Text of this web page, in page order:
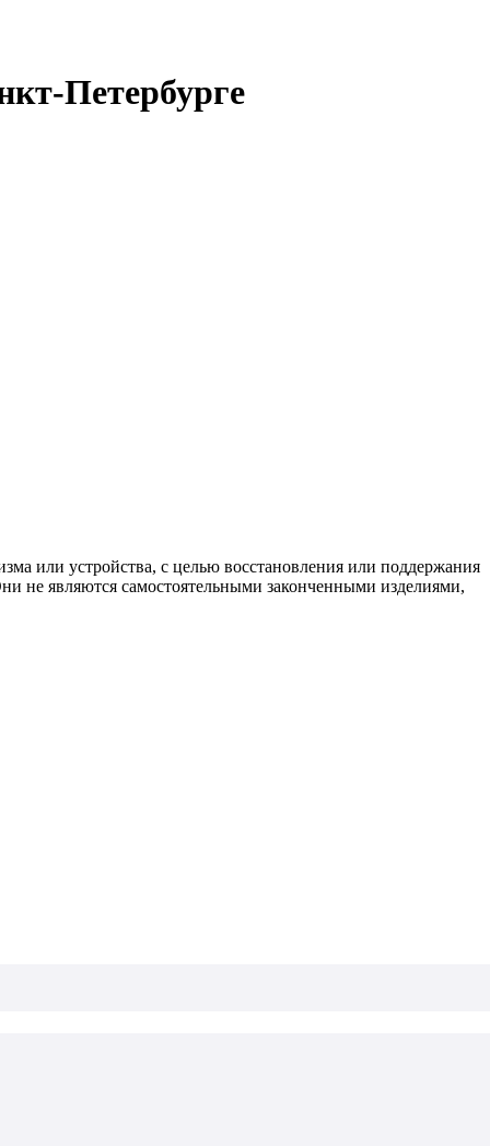
Петербурге
или устройства, с целью восстановления или поддержания
не являются самостоятельными законченными изделиями,